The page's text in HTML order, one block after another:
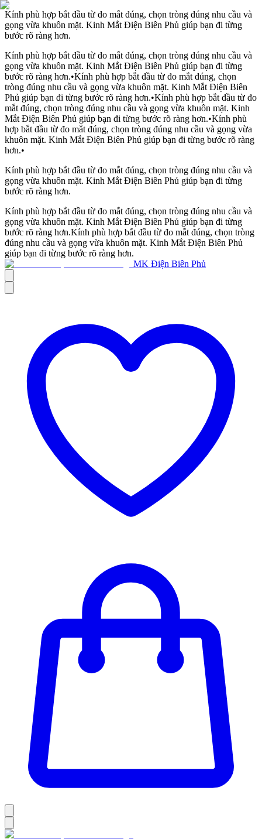
Kính phù hợp bắt đầu từ đo mắt đúng, chọn tròng đúng nhu cầu và
gọng vừa khuôn mặt. Kinh Mắt Điện Biên Phủ giúp bạn đi từng
bước rõ ràng hơn.
Kính phù hợp bắt đầu từ đo mắt đúng, chọn tròng đúng nhu cầu và
gọng vừa khuôn mặt. Kinh Mắt Điện Biên Phủ giúp bạn đi từng
bước rõ ràng hơn.•Kính phù hợp bắt đầu từ đo mắt đúng, chọn
tròng đúng nhu cầu và gọng vừa khuôn mặt. Kinh Mắt Điện Biên
Phủ giúp bạn đi từng bước rõ ràng hơn.•Kính phù hợp bắt đầu từ đo
mắt đúng, chọn tròng đúng nhu cầu và gọng vừa khuôn mặt. Kinh
Mắt Điện Biên Phủ giúp bạn đi từng bước rõ ràng hơn.•Kính phù
hợp bắt đầu từ đo mắt đúng, chọn tròng đúng nhu cầu và gọng vừa
khuôn mặt. Kinh Mắt Điện Biên Phủ giúp bạn đi từng bước rõ ràng
hơn.•
Kính phù hợp bắt đầu từ đo mắt đúng, chọn tròng đúng nhu cầu và
gọng vừa khuôn mặt. Kinh Mắt Điện Biên Phủ giúp bạn đi từng
bước rõ ràng hơn.
Kính phù hợp bắt đầu từ đo mắt đúng, chọn tròng đúng nhu cầu và
gọng vừa khuôn mặt. Kinh Mắt Điện Biên Phủ giúp bạn đi từng
bước rõ ràng hơn.Kính phù hợp bắt đầu từ đo mắt đúng, chọn tròng
đúng nhu cầu và gọng vừa khuôn mặt. Kinh Mắt Điện Biên Phủ
giúp bạn đi từng bước rõ ràng hơn.
MK Điện Biên Phủ